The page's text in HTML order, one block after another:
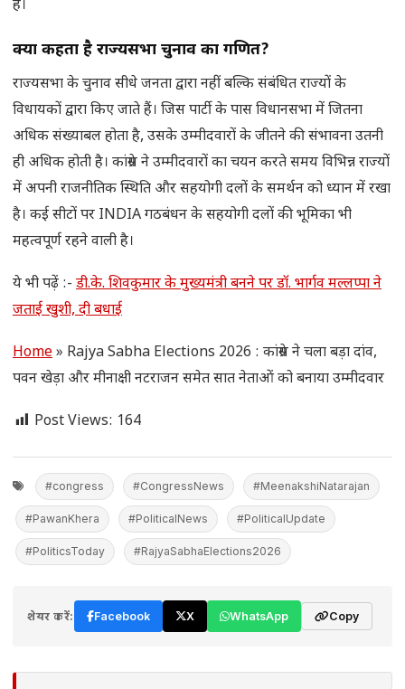
है।
क्या कहता है राज्यसभा चुनाव का गणित?
राज्यसभा के चुनाव सीधे जनता द्वारा नहीं बल्कि संबंधित राज्यों के
विधायकों द्वारा किए जाते हैं। जिस पार्टी के पास विधानसभा में जितना
अधिक संख्याबल होता है, उसके उम्मीदवारों के जीतने की संभावना उतनी
ही अधिक होती है। कांग्रेस ने उम्मीदवारों का चयन करते समय विभिन्न राज्यों
में अपनी राजनीतिक स्थिति और सहयोगी दलों के समर्थन को ध्यान में रखा
है। कई सीटों पर INDIA गठबंधन के सहयोगी दलों की भूमिका भी
महत्वपूर्ण रहने वाली है।
ये भी पढ़ें :- डी.के. शिवकुमार के मुख्यमंत्री बनने पर डॉ. भार्गव मल्लप्पा ने
जताई खुशी, दी बधाई
Home» Rajya Sabha Elections 2026 : कांग्रेस ने चला बड़ा दांव,
पवन खेड़ा और मीनाक्षी नटराजन समेत सात नेताओं को बनाया उम्मीदवार
Post Views: 164
#congress #CongressNews #MeenakshiNatarajan
#PawanKhera #PoliticalNews #PoliticalUpdate
#PoliticsToday #RajyaSabhaElections2026
शेयर करें: Facebook X WhatsApp Copy